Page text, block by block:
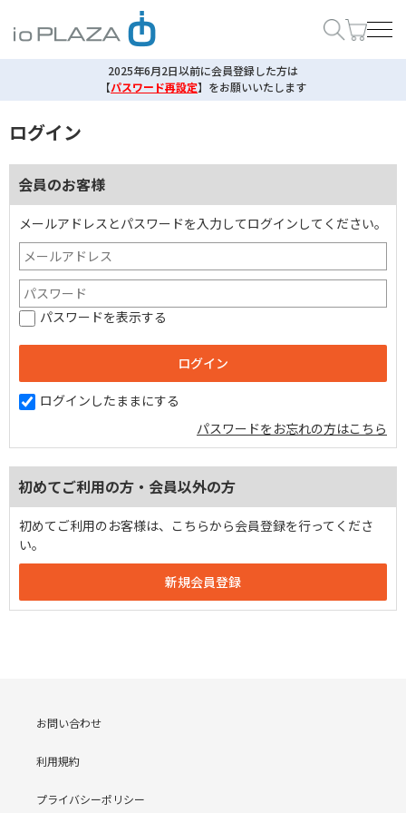
2025年6月2日以前に会員登録した方は
【パスワード再設定】 をお願いいたします
ログイン
会員のお客様
メールアドレスとパスワードを入力してログインしてください。
パスワードを表示する
ログインしたままにする
パスワードをお忘れの方はこちら
初めてご利用の方・会員以外の方
初めてご利用のお客様は、こちらから会員登録を行ってくださ
い。
お問い合わせ
利用規約
プライバシーポリシー